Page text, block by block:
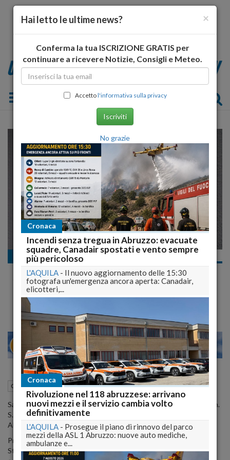
Toggle navigation
Cultura e Spettacolo
Nuova stagione concertistica per l'Orchestra
Sinfonica Abruzzese che si apre all'Europa
Il primo concerto il 10 novembre
MILANO 28 30
Cultura e Spettacolo L'Aquila (AQ) 31 Ottobre 2012 16:00
Sabato 10 novembra 2012, alle ore 18:00, presso l'Auditorium Gen.
S. Florio della Guardia di Finanza di L'Aquila ,l' Istituzione Sinfonica
Abruzzese inaugura la 38^ stagione concertistica.
Presentata stamane presso il Ridotto del Teatro comunale, la
Stagione andrà avanti fino al 4 maggio prossimo con22
×
Hai letto le ultime news?
Conferma la tua ISCRIZIONE GRATIS per
continuare a ricevere Notizie, Consigli e Meteo.
Accettol'informativa sulla privacy
Iscriviti
No grazie
Cronaca
Incendi senza tregua in Abruzzo: evacuate
squadre, Canadair spostati e vento sempre
più pericoloso
L'AQUILA - Il nuovo aggiornamento delle 15:30
fotografa un'emergenza ancora aperta: Canadair,
elicotteri,...
Cronaca
Rivoluzione nel 118 abruzzese: arrivano
nuovi mezzi e il servizio cambia volto
definitivamente
L'AQUILA - Prosegue il piano di rinnovo del parco
mezzi della ASL 1 Abruzzo: nuove auto mediche,
ambulanze e...